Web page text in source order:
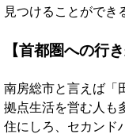
見つけることができ
【首都圏への行
南房総市と言えば「
拠点生活を営む人も
住にしろ、セカンド